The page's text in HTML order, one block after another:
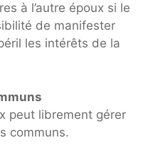
à l’autre époux si le
de manifester
les intérêts de la
peut librement gérer
communs.